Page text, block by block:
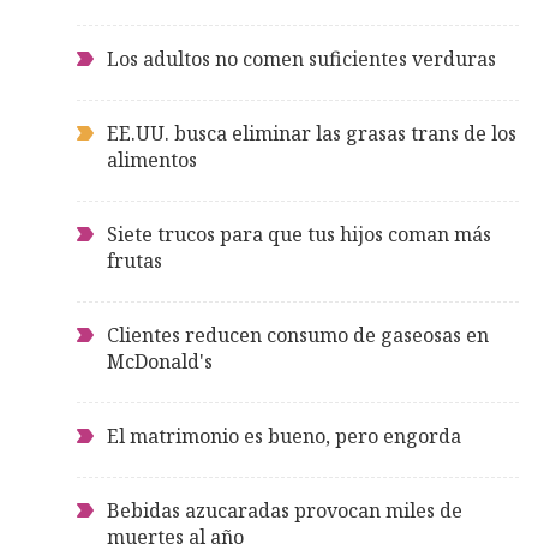
Los adultos no comen suficientes verduras
EE.UU. busca eliminar las grasas trans de los
alimentos
Siete trucos para que tus hijos coman más
frutas
Clientes reducen consumo de gaseosas en
McDonald's
El matrimonio es bueno, pero engorda
Bebidas azucaradas provocan miles de
muertes al año